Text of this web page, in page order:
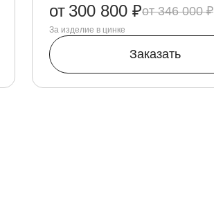
346 000 ₽
от 300 800 ₽
За изделие в цинке
Заказать